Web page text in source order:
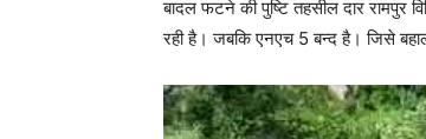
बादल फटने की पुष्टि तहसील दार रामपुर
रही है। जबकि एनएच 5 बन्द है। जिसे